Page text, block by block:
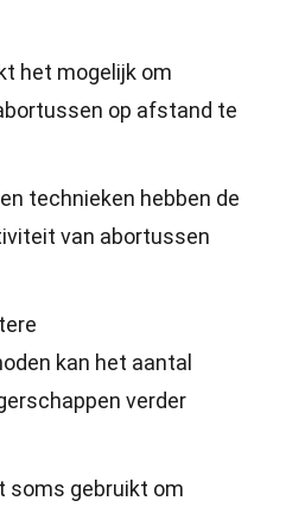
het mogelijk om
op afstand te
technieken hebben de
van abortussen
kan het aantal
verder
soms gebruikt om